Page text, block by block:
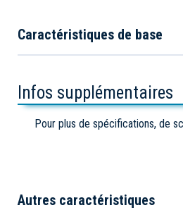
Caractéristiques de base
Infos supplémentaires
Pour plus de spécifications, de
Autres caractéristiques